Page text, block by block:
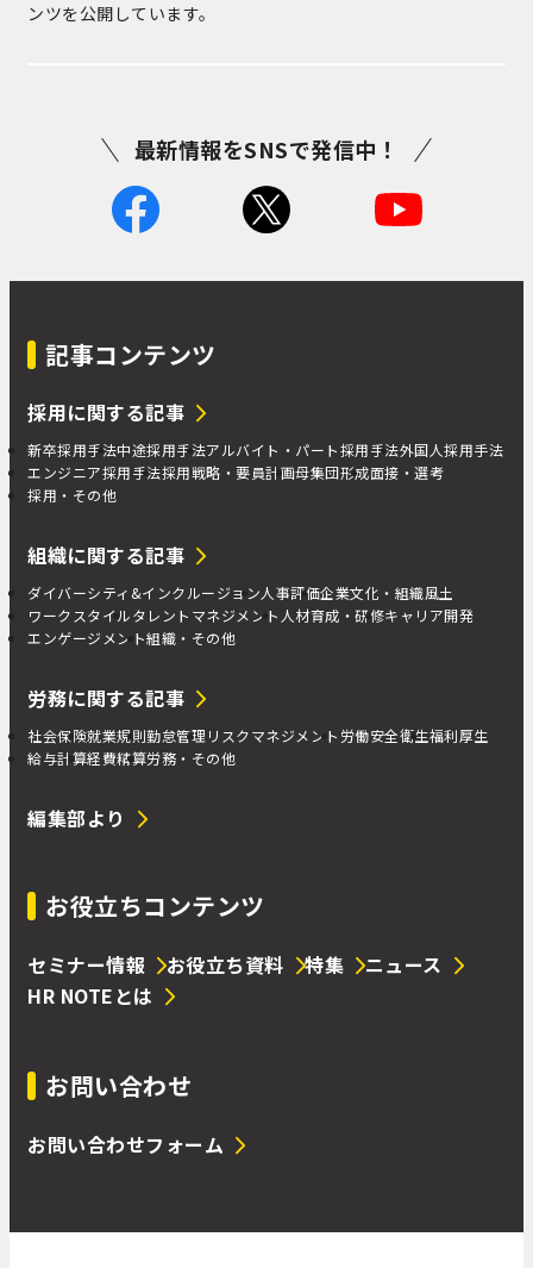
ンツを公開しています。
最新情報をSNSで発信中！
記事コンテンツ
採用に関する記事
新卒採用手法中途採用手法アルバイト・パート採用手法外国人採用手法
エンジニア採用手法採用戦略・要員計画母集団形成面接・選考
採用・その他
組織に関する記事
ダイバーシティ&インクルージョン人事評価企業文化・組織風土
ワークスタイルタレントマネジメント 人材育成・研修キャリア開発
エンゲージメント組織・その他
労務に関する記事
社会保険就業規則勤怠管理 リスクマネジメント 労働安全衛生福利厚生
給与計算経費精算労務・その他
編集部より
お役立ちコンテンツ
セミナー情報 お役立ち資料 特集
ニュース
HR NOTEとは
お問い合わせ
お問い合わせフォーム